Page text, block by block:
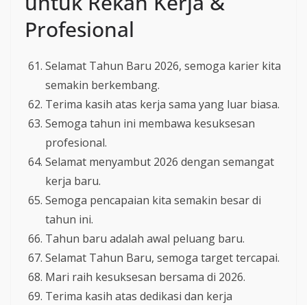
Profesional
Selamat Tahun Baru 2026, semoga karier kita
semakin berkembang.
Terima kasih atas kerja sama yang luar biasa.
Semoga tahun ini membawa kesuksesan
profesional.
Selamat menyambut 2026 dengan semangat
kerja baru.
Semoga pencapaian kita semakin besar di
tahun ini.
Tahun baru adalah awal peluang baru.
Selamat Tahun Baru, semoga target tercapai.
Mari raih kesuksesan bersama di 2026.
Terima kasih atas dedikasi dan kerja